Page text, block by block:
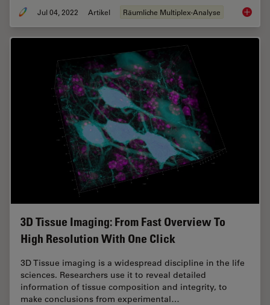
Jul 04, 2022 Artikel Räumliche Multiplex-Analyse
3D Tissue Imaging: From Fast Overview To
High Resolution With One Click
3D Tissue imaging is a widespread discipline in the life
sciences. Researchers use it to reveal detailed
information of tissue composition and integrity, to
make conclusions from experimental…